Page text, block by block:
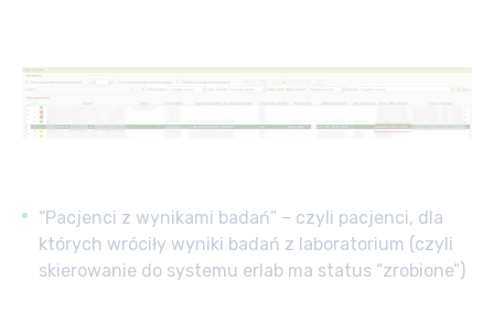
“Pacjenci z wynikami badań” – czyli pacjenci, dla
których wróciły wyniki badań z laboratorium (czyli
skierowanie do systemu erlab ma status “zrobione”)